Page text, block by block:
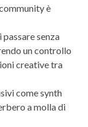
è
passare senza
un controllo
creative tra
come synth
a molla di